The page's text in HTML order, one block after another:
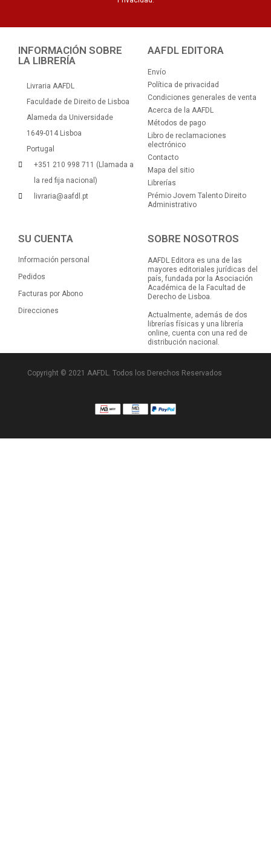
INFORMACIÓN SOBRE
LA LIBRERÍA
Livraria AAFDL
Faculdade de Direito de Lisboa
Alameda da Universidade
1649-014 Lisboa
Portugal
+351 210 998 711 (Llamada a
la red fija nacional)
livraria@aafdl.pt
AAFDL EDITORA
Envío
Política de privacidad
Condiciones generales de venta
Acerca de la AAFDL
Métodos de pago
Libro de reclamaciones
electrónico
Contacto
Mapa del sitio
Librerías
Prémio Jovem Talento Direito
Administrativo
SU CUENTA
Información personal
Pedidos
Facturas por Abono
Direcciones
SOBRE NOSOTROS
AAFDL Editora es una de las
mayores editoriales jurídicas del
país, fundada por la Asociación
Académica de la Facultad de
Derecho de Lisboa.
Actualmente, además de dos
librerías físicas y una librería
online, cuenta con una red de
distribución nacional.
Copyright © 2021 AAFDL. Todos los Derechos Reservados